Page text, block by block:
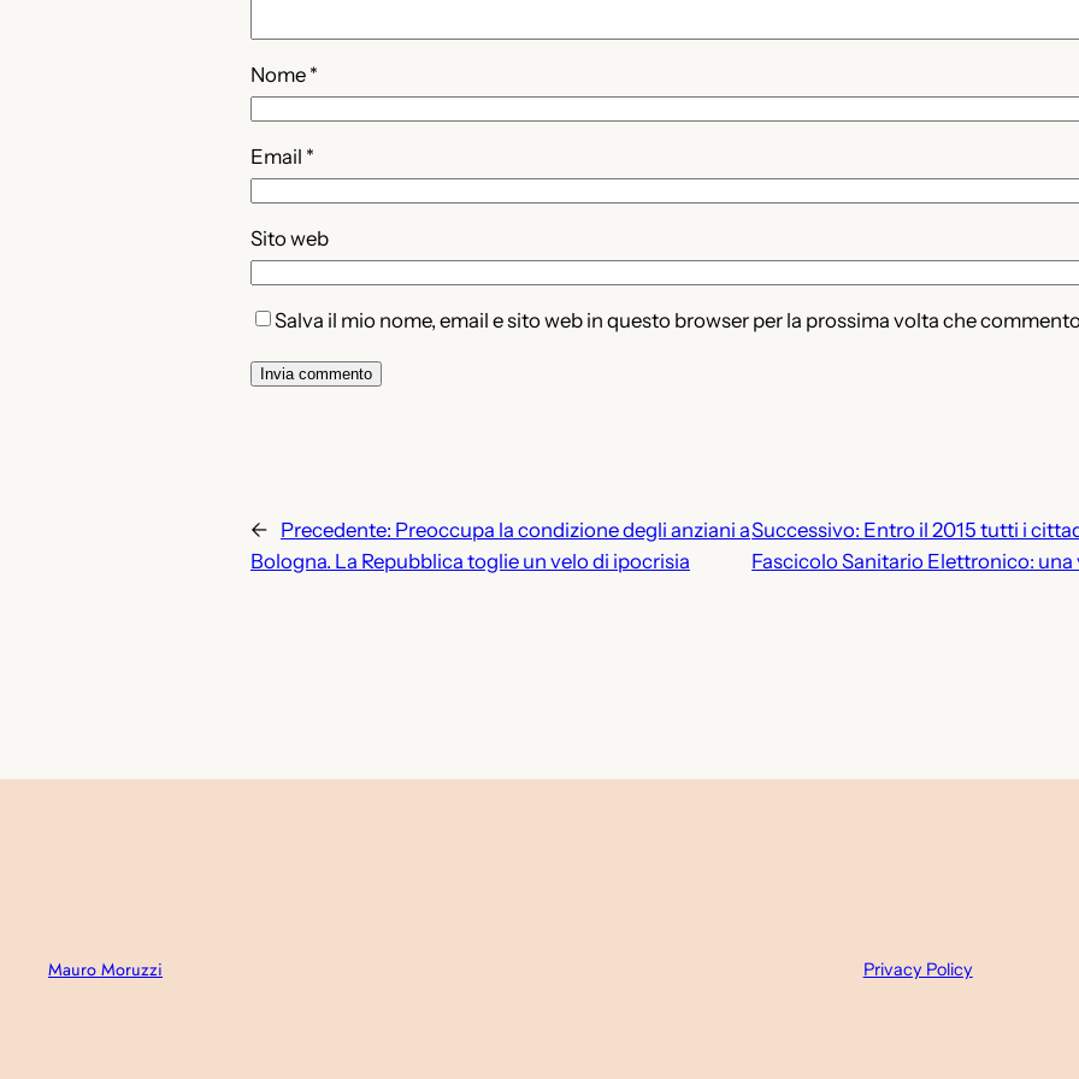
Nome *
Email *
Sito web
Salva il mio nome, email e sito web in questo browser per la prossima volta che
← Precedente: Preoccupa la condizione degli anziani a
Bologna. La Repubblica toglie un velo di ipocrisia
Successivo: Entro il 2015 tutti i
Fascicolo Sanitario Elettronico:
Mauro Moruzzi Privacy Policy